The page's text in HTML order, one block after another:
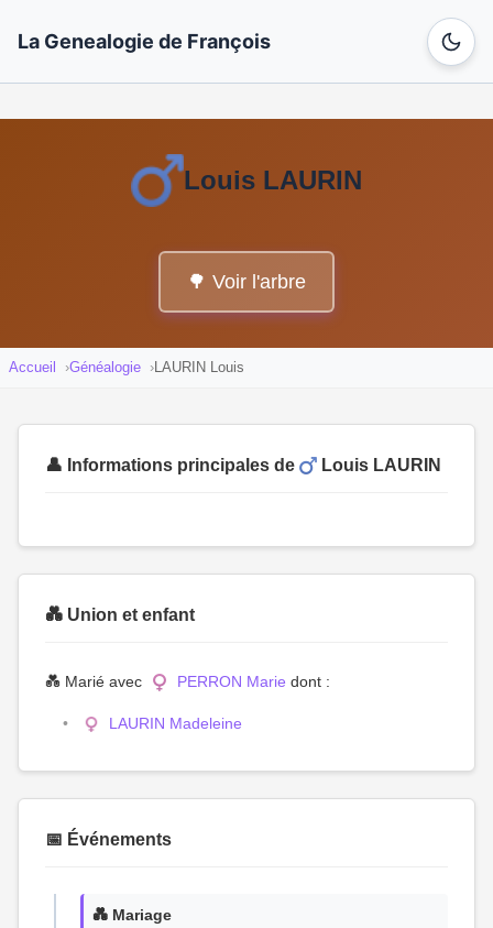
La Genealogie de François
Louis LAURIN
🌳 Voir l'arbre
Accueil Généalogie LAURIN Louis
👤 Informations principales de Louis LAURIN
💑 Union et enfant
💑 Marié avec PERRON Marie dont :
LAURIN Madeleine
📅 Événements
💑 Mariage